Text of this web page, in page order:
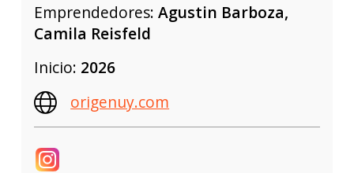
Emprendedores: Agustin Barboza,
Camila Reisfeld
Inicio: 2026
origenuy.com